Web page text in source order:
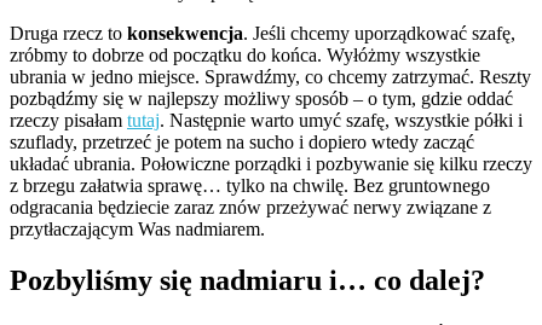
Druga rzecz to konsekwencja. Jeśli chcemy uporządkować szafę,
zróbmy to dobrze od początku do końca. Wyłóżmy wszystkie
ubrania w jedno miejsce. Sprawdźmy, co chcemy zatrzymać. Reszty
pozbądźmy się w najlepszy możliwy sposób – o tym, gdzie oddać
rzeczy pisałam tutaj. Następnie warto umyć szafę, wszystkie półki i
szuflady, przetrzeć je potem na sucho i dopiero wtedy zacząć
układać ubrania. Połowiczne porządki i pozbywanie się kilku rzeczy
z brzegu załatwia sprawę… tylko na chwilę. Bez gruntownego
odgracania będziecie zaraz znów przeżywać nerwy związane z
przytłaczającym Was nadmiarem.
Pozbyliśmy się nadmiaru i… co dalej?